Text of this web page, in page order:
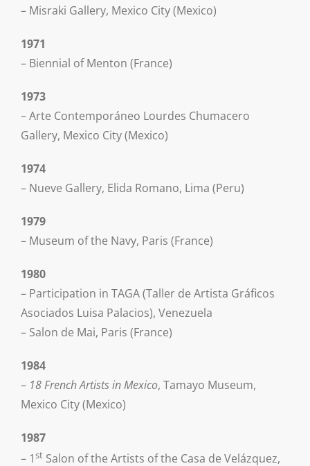
– Misraki Gallery, Mexico City (Mexico)
1971
– Biennial of Menton (France)
1973
– Arte Contemporáneo Lourdes Chumacero
Gallery, Mexico City (Mexico)
1974
– Nueve Gallery, Elida Romano, Lima (Peru)
1979
– Museum of the Navy, Paris (France)
1980
– Participation in TAGA (Taller de Artista Gráficos
Asociados Luisa Palacios), Venezuela
– Salon de Mai, Paris (France)
1984
– 18 French Artists in Mexico, Tamayo Museum,
Mexico City (Mexico)
1987
– 1stSalon of the Artists of the Casa de Velázquez,